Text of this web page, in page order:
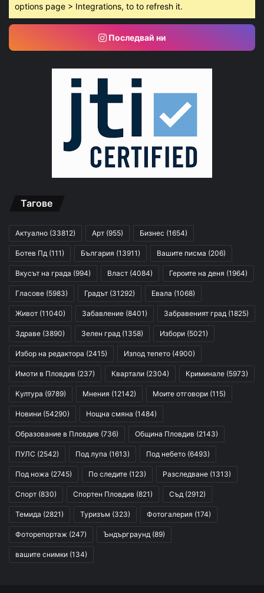
options page > Integrations, to to refresh it.
Последвай ни
Тагове
Актуално (33812) Арт (955) Бизнес (1654)
Ботев Пд (111) България (13911) Вашите писма (206)
Вкусът на града (994) Власт (4084) Героите на деня (1964)
Гласове (5983) Градът (31292) Евала (1068)
Живот (11040) Забавление (8401) Забравеният град (1825)
Здраве (3890) Зелен град (1358) Избори (5021)
Избор на редактора (2415) Изпод тепето (4900)
Имоти в Пловдив (237) Квартали (2304) Криминале (5973)
Култура (9789) Мнения (12142) Моите отговори (115)
Новини (54290) Нощна смяна (1484)
Образование в Пловдив (736) Община Пловдив (2143)
ПУЛС (2542) Под лупа (1613) Под небето (6493)
Под ножа (2745) По следите (123) Разследване (1313)
Спорт (830) Спортен Пловдив (821) Съд (2912)
Темида (2821) Туризъм (323) Фотогалерия (174)
Фоторепортаж (247) Ъндърграунд (89)
вашите снимки (134)